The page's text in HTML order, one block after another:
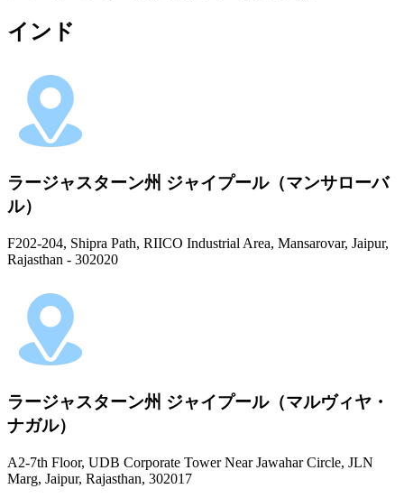
インド
ラージャスターン州 ジャイプール（マンサローバ
ル）
F202-204, Shipra Path, RIICO Industrial Area, Mansarovar, Jaipur,
Rajasthan - 302020
ラージャスターン州 ジャイプール（マルヴィヤ・
ナガル）
A2-7th Floor, UDB Corporate Tower Near Jawahar Circle, JLN
Marg, Jaipur, Rajasthan, 302017